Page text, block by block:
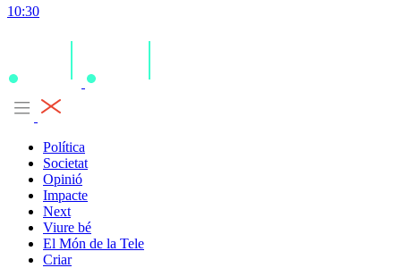
10:30
Política
Societat
Opinió
Impacte
Next
Viure bé
El Món de la Tele
Criar